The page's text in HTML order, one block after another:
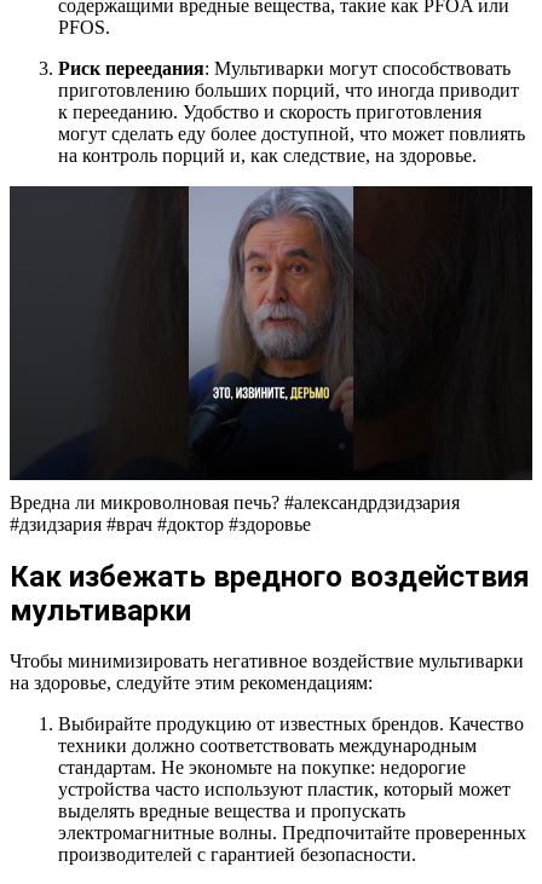
содержащими вредные вещества, такие как PFOA или
PFOS.
Риск переедания: Мультиварки могут способствовать
приготовлению больших порций, что иногда приводит
к перееданию. Удобство и скорость приготовления
могут сделать еду более доступной, что может повлиять
на контроль порций и, как следствие, на здоровье.
Вредна ли микроволновая печь? #александрдзидзария
#дзидзария #врач #доктор #здоровье
Как избежать вредного воздействия
мультиварки
Чтобы минимизировать негативное воздействие мультиварки
на здоровье, следуйте этим рекомендациям:
Выбирайте продукцию от известных брендов. Качество
техники должно соответствовать международным
стандартам. Не экономьте на покупке: недорогие
устройства часто используют пластик, который может
выделять вредные вещества и пропускать
электромагнитные волны. Предпочитайте проверенных
производителей с гарантией безопасности.